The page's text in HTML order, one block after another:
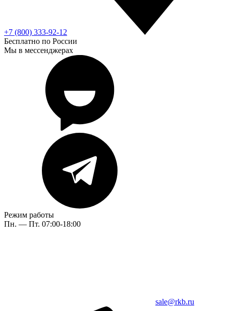
+7 (800) 333-92-12
Бесплатно по России
Мы в мессенджерах
Режим работы
Пн. — Пт. 07:00-18:00
sale@rkb.ru